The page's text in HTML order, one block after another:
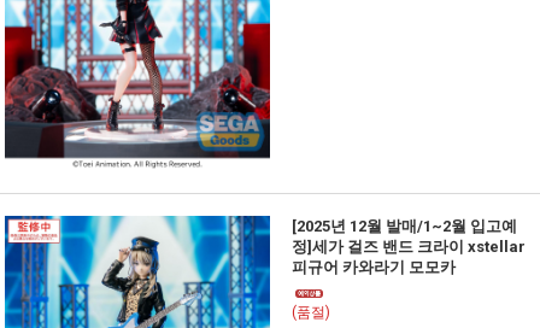
[2025년 12월 발매/1~2월 입고예
정]세가 걸즈 밴드 크라이 xstellar
피규어 카와라기 모모카
(품절)